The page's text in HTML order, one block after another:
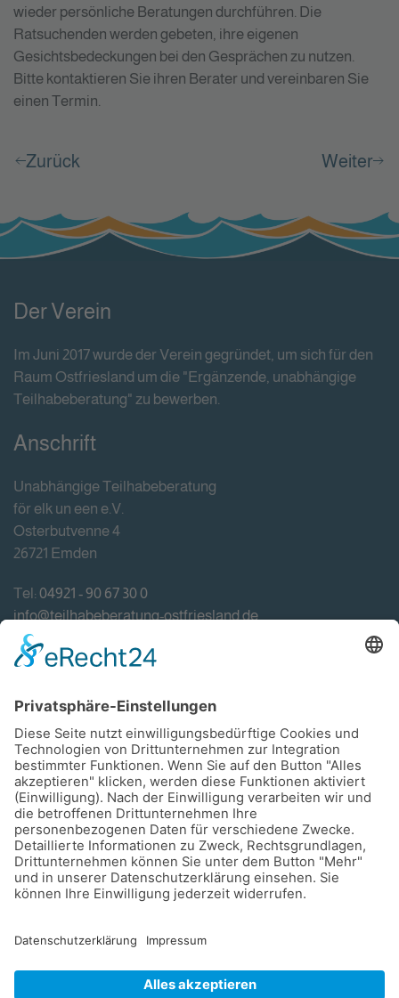
wieder persönliche Beratungen durchführen. Die
Ratsuchenden werden gebeten, ihre eigenen
Gesichtsbedeckungen bei den Gesprächen zu nutzen.
Bitte kontaktieren Sie ihren Berater und vereinbaren Sie
einen Termin.
Zurück Weiter
Der Verein
Im Juni 2017 wurde der Verein gegründet, um sich für den
Raum Ostfriesland um die "Ergänzende, unabhängige
Teilhabeberatung" zu bewerben.
Anschrift
Unabhängige Teilhabeberatung
för elk un een e.V.
Osterbutvenne 4
26721 Emden
Tel: 04921 - 90 67 30 0
info@teilhabeberatung-ostfriesland.de
Förderung
Haftungsausschluss
Bildnachweise